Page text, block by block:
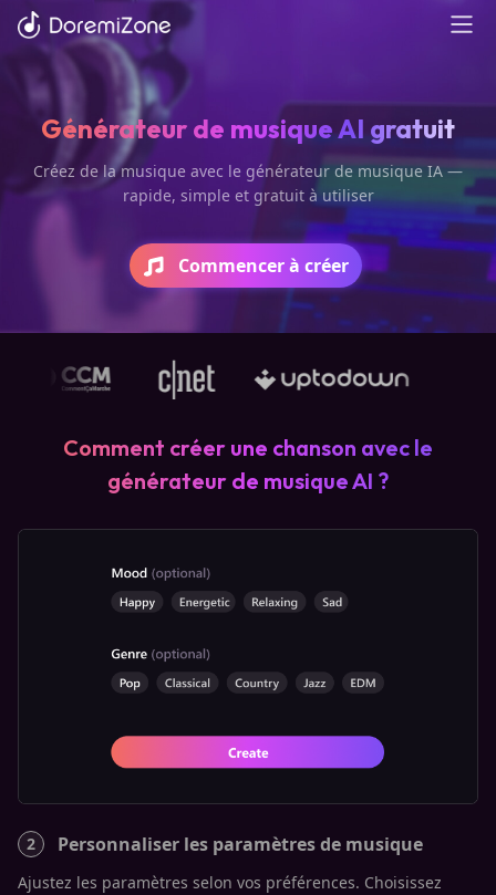
Générateur de musique AI gratuit
Créez de la musique avec le générateur de musique IA —
rapide, simple et gratuit à utiliser
Commencer à créer
Comment créer une chanson avec le
générateur de musique AI ?
2 Personnaliser les paramètres de musique
Ajustez les paramètres selon vos préférences. Choisissez